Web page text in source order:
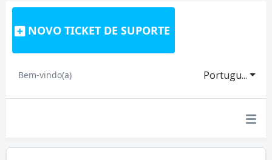
NOVO TICKET DE SUPORTE
Portugu...
Bem-vindo(a)